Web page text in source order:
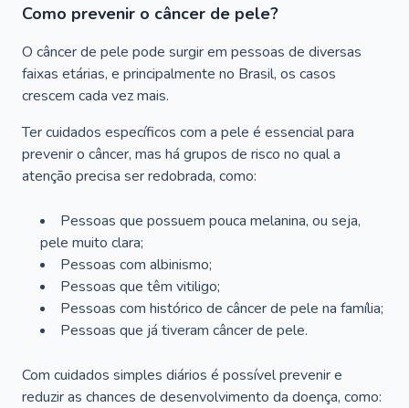
Como prevenir o câncer de pele?
O câncer de pele pode surgir em pessoas de diversas
faixas etárias, e principalmente no Brasil, os casos
crescem cada vez mais.
Ter cuidados específicos com a pele é essencial para
prevenir o câncer, mas há grupos de risco no qual a
atenção precisa ser redobrada, como:
Pessoas que possuem pouca melanina, ou seja,
pele muito clara;
Pessoas com albinismo;
Pessoas que têm vitiligo;
Pessoas com histórico de câncer de pele na família;
Pessoas que já tiveram câncer de pele.
Com cuidados simples diários é possível prevenir e
reduzir as chances de desenvolvimento da doença, como: